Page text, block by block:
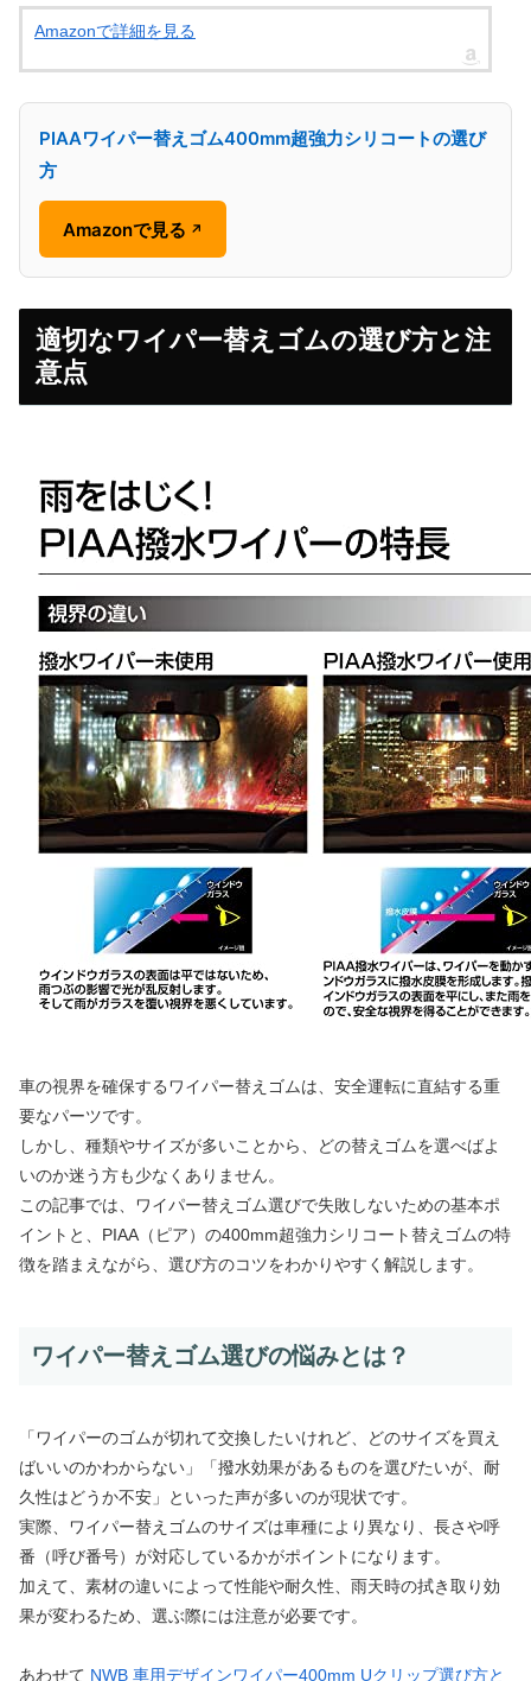
Amazonで詳細を見る
PIAAワイパー替えゴム400mm超強力シリコートの選び
方
Amazonで見る ↗
適切なワイパー替えゴムの選び方と注
意点
車の視界を確保するワイパー替えゴムは、安全運転に直結する重
要なパーツです。
しかし、種類やサイズが多いことから、どの替えゴムを選べばよ
いのか迷う方も少なくありません。
この記事では、ワイパー替えゴム選びで失敗しないための基本ポ
イントと、PIAA（ピア）の400mm超強力シリコート替えゴムの特
徴を踏まえながら、選び方のコツをわかりやすく解説します。
ワイパー替えゴム選びの悩みとは？
「ワイパーのゴムが切れて交換したいけれど、どのサイズを買え
ばいいのかわからない」「撥水効果があるものを選びたいが、耐
久性はどうか不安」といった声が多いのが現状です。
実際、ワイパー替えゴムのサイズは車種により異なり、長さや呼
番（呼び番号）が対応しているかがポイントになります。
加えて、素材の違いによって性能や耐久性、雨天時の拭き取り効
果が変わるため、選ぶ際には注意が必要です。
あわせて NWB 車用デザインワイパー400mm Uクリップ選び方と